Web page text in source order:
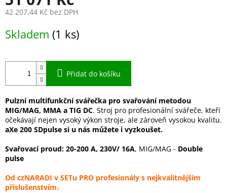
42 207,44 Kč bez DPH
cena:
Skladem (1 ks)
Přidat do košíku
Pulzní multifunkční svářečka pro svařování metodou
MIG/MAG, MMA a TIG DC. Stroj pro profesionální svářeče, kteří
očekávají nejen vysoký výkon stroje, ale zároveň vysokou kvalitu.
aXe 200 SDpulse si u nás můžete i vyzkoušet.
Svařovací proud: 20-200 A, 230V/ 16A, MIG/MAG - Double
pulse
Od czNARADI v SETu PRO profesionály s nejkvalitnějším
příslušenstvím.